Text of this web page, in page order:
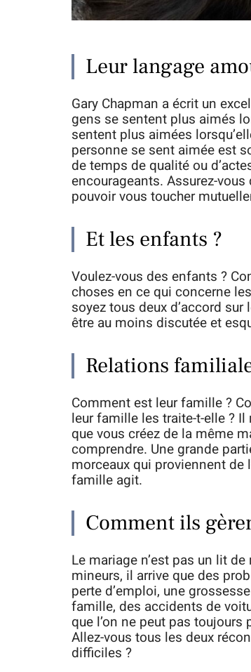
Leur langage
Gary Chapman a écrit un
gens se sentent plus aimés
sentent plus aimées
personne se sent aimée est
de temps de qualité ou
encourageants. Assurez-
pouvoir vous toucher
Et les enfants ?
Voulez-vous des enfants ?
choses en ce qui concerne
soyez tous deux d’accord
être au moins discutée et
Relations
Comment est leur famille ?
leur famille les traite-t-elle ?
que vous créez de la même
comprendre. Une grande
morceaux qui proviennent
famille agit.
Comment ils
Le mariage n’est pas un lit
mineurs, il arrive que des
perte d’emploi, une
famille, des accidents de
que l’on ne peut pas toujours
Allez-vous tous les deux
difficiles ?